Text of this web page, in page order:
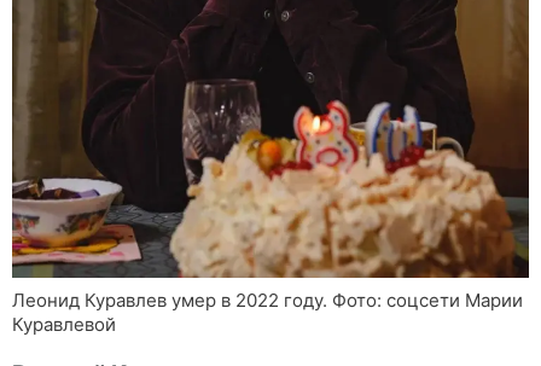
Леонид Куравлев умер в 2022 году. Фото: соцсети Марии
Куравлевой